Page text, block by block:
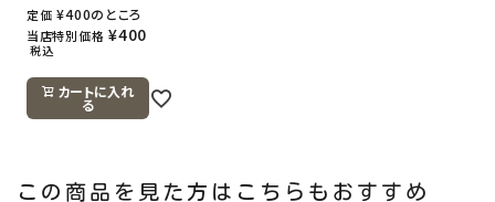
定価 ¥400のところ
当店特別価格 ¥400
税込
カートに入れ
る
この商品を見た方はこちらもおすすめ